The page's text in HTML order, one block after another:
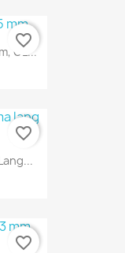
GL...
favorite_border
favorite_border
favorite_border